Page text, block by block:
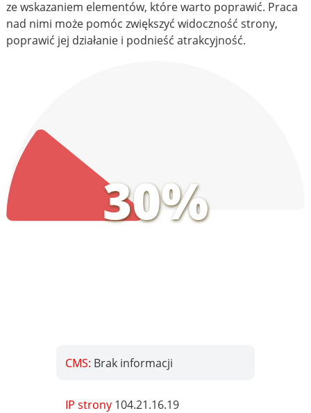
ze wskazaniem elementów, które warto poprawić. Praca
nad nimi może pomóc zwiększyć widoczność strony,
poprawić jej działanie i podnieść atrakcyjność.
30%
CMS: Brak informacji
IP strony 104.21.16.19